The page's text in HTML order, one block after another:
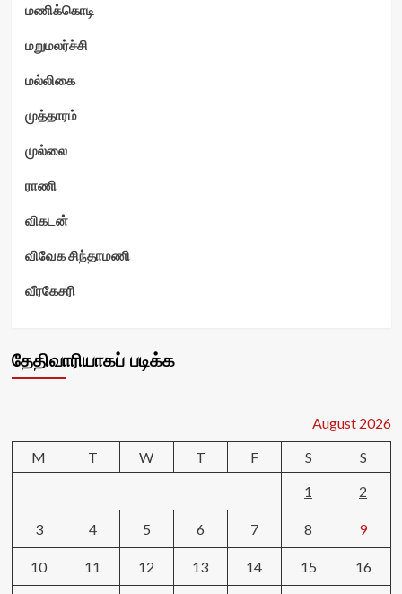
மணிக்கொடி
மறுமலர்ச்சி
மல்லிகை
முத்தாரம்
முல்லை
ராணி
விகடன்
விவேக சிந்தாமணி
வீரகேசரி
தேதிவாரியாகப் படிக்க
August 2026
M
T W T F S
S
1
2
3 4 5 6 7 8 9
10 11 12 13 14 15 16